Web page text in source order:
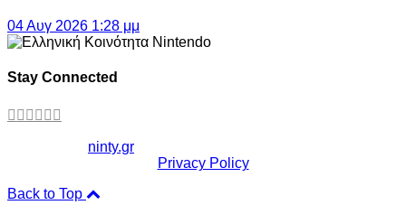
04 Αυγ 2026 1:28 μμ
Stay Connected
ninty.gr
Privacy Policy
Back to Top